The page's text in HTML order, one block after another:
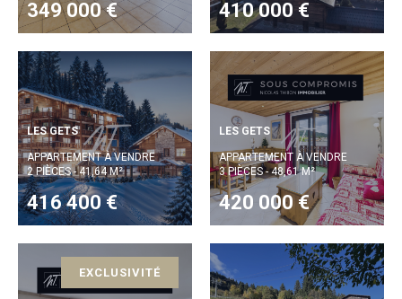
349 000 € 410 000 €
LES GETS
APPARTEMENT À VENDRE
2 PIÈCES - 41,64 M²
416 400 €
LES GETS
APPARTEMENT À VENDRE
3 PIÈCES - 48,61 M²
420 000 €
EXCLUSIVITÉ